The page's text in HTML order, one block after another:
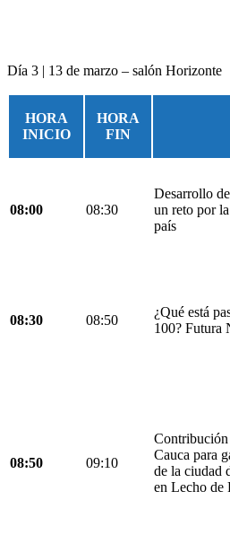
Día 3 | 13 de marzo – salón Horizonte
HORA
INICIO
HORA
FIN
08:00 08:30
Desarrollo
un reto por
país
08:30 08:50
¿Qué está
100? Futura
08:50 09:10
Cauca para
de la ciudad
en Lecho de